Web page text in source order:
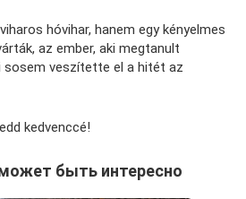
hóvihar, hanem egy kényelmes
az ember, aki megtanult
sosem veszítette el a hitét az
kedvenccé!
быть интересно